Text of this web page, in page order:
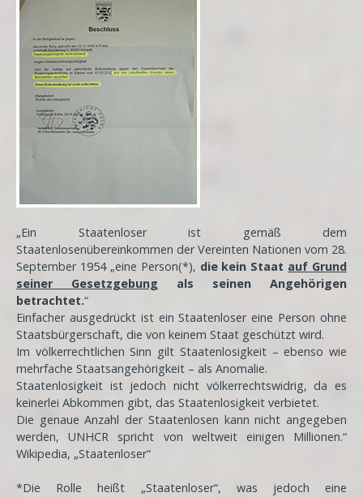
„Ein Staatenloser ist gemäß dem
Staatenlosenübereinkommen der Vereinten Nationen vom 28.
September 1954 „eine Person(*), die kein Staat auf Grund
seiner Gesetzgebung als seinen Angehörigen
betrachtet.“
Einfacher ausgedrückt ist ein Staatenloser eine Person ohne
Staatsbürgerschaft, die von keinem Staat geschützt wird.
Im völkerrechtlichen Sinn gilt Staatenlosigkeit – ebenso wie
mehrfache Staatsangehörigkeit – als Anomalie.
Staatenlosigkeit ist jedoch nicht völkerrechtswidrig, da es
keinerlei Abkommen gibt, das Staatenlosigkeit verbietet.
Die genaue Anzahl der Staatenlosen kann nicht angegeben
werden, UNHCR spricht von weltweit einigen Millionen.“
Wikipedia, „Staatenloser“
*Die Rolle heißt „Staatenloser“, was jedoch eine